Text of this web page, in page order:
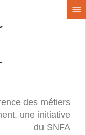
des métiers
une initiative
du SNFA